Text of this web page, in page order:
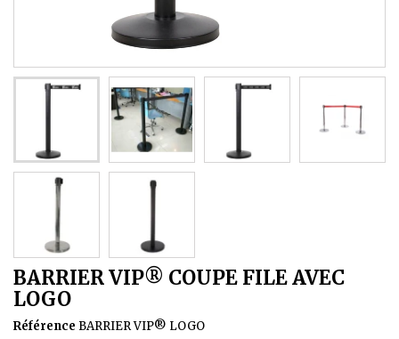
BARRIER VIP® COUPE FILE AVEC
LOGO
Référence BARRIER VIP® LOGO